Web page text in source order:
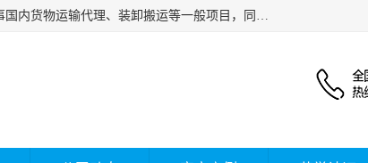
西安福鸿祥物流有限公司成立于2021年，位于陕西省西安市灞桥区，公司主要从事国内货物运输代理、装卸搬运等一般项目，同时具备道路货物运输（不含危险货物）的许可资质。凭借专业的物流服务和*的运输能力，公司致力于为客户提供安全、可靠的物流解决方案，满足多样化的运输需求，助力企业*运营。